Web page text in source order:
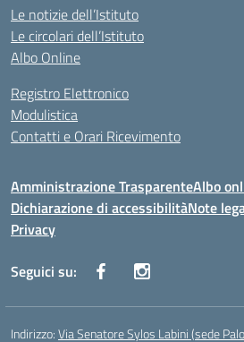
Le notizie dell’Istituto
Le circolari dell’Istituto
Albo Online
Registro Elettronico
Modulistica
Contatti e Orari Ricevimento
Amministrazione TrasparenteAlbo
Dichiarazione di accessibilitàNote
Privacy
Seguici su:
Indirizzo:Via Senatore Sylos Labini (sede